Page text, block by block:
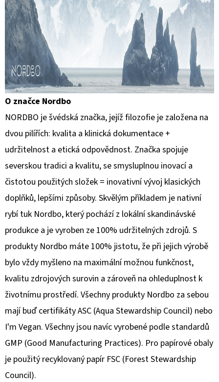
O značce Nordbo
NORDBO je švédská značka, jejíž filozofie je založena na
dvou pilířích: kvalita a klinická dokumentace +
udržitelnost a etická odpovědnost. Značka spojuje
severskou tradici a kvalitu, se smysluplnou inovací a
čistotou použitých složek = inovativní vývoj klasických
doplňků, lepšími způsoby. Skvělým příkladem je nativní
rybí tuk Nordbo, který pochází z lokální skandinávské
produkce a je vyroben ze 100% udržitelných zdrojů. S
produkty Nordbo máte 100% jistotu, že při jejich výrobě
bylo vždy myšleno na maximální možnou funkčnost,
kvalitu zdrojových surovin a zároveň na ohleduplnost k
životnímu prostředí. Všechny produkty Nordbo za sebou
mají buď certifikáty ASC (Aqua Stewardship Council) nebo
I'm Vegan. Všechny jsou navíc vyrobené podle standardů
GMP (Good Manufacturing Practices). Pro papírové obaly
je použitý recyklovaný papír FSC (Forest Stewardship
Council).